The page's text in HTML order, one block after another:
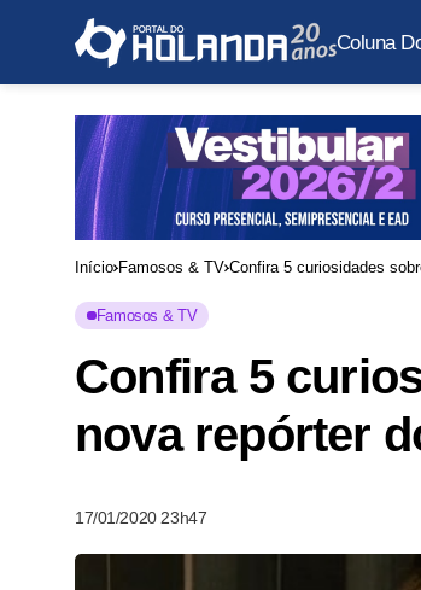
Coluna
Início Famosos & TV Confira 5 curiosidades
Famosos & TV
Confira 5
nova repórter
17/01/2020 23h47